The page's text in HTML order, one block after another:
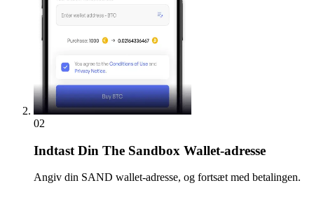
02
Indtast Din The Sandbox Wallet-adresse
Angiv din SAND wallet-adresse, og fortsæt med betalingen.